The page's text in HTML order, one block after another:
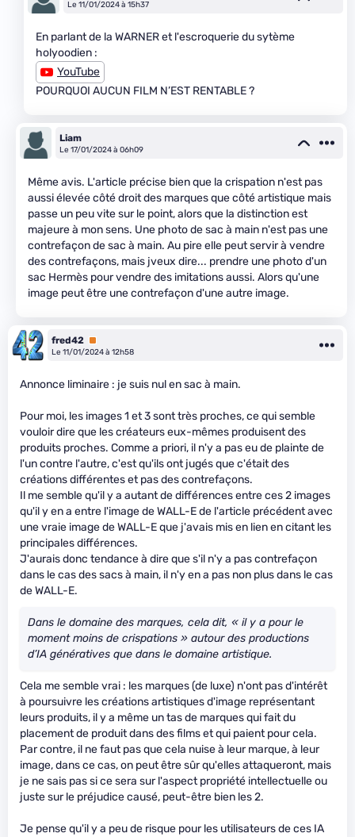
Le 11/01/2024 à 15h37
En parlant de la WARNER et l'escroquerie du sytème
holyoodien :
YouTube
POURQUOI AUCUN FILM N’EST RENTABLE ?
Liam
Le 17/01/2024 à 06h09
Même avis. L'article précise bien que la crispation n'est pas
aussi élevée côté droit des marques que côté artistique mais
passe un peu vite sur le point, alors que la distinction est
majeure à mon sens. Une photo de sac à main n'est pas une
contrefaçon de sac à main. Au pire elle peut servir à vendre
des contrefaçons, mais jveux dire... prendre une photo d'un
sac Hermès pour vendre des imitations aussi. Alors qu'une
image peut être une contrefaçon d'une autre image.
fred42 Premium
Le 11/01/2024 à 12h58
Annonce liminaire : je suis nul en sac à main.
Pour moi, les images 1 et 3 sont très proches, ce qui semble
vouloir dire que les créateurs eux-mêmes produisent des
produits proches. Comme a priori, il n'y a pas eu de plainte de
l'un contre l'autre, c'est qu'ils ont jugés que c'était des
créations différentes et pas des contrefaçons.
Il me semble qu'il y a autant de différences entre ces 2 images
qu'il y en a entre l'image de WALL-E de l'article précédent avec
une vraie image de WALL-E que j'avais mis en lien en citant les
principales différences.
J'aurais donc tendance à dire que s'il n'y a pas contrefaçon
dans le cas des sacs à main, il n'y en a pas non plus dans le cas
de WALL-E.
Dans le domaine des marques, cela dit, « il y a pour le
moment moins de crispations » autour des productions
d’IA génératives que dans le domaine artistique.
Cela me semble vrai : les marques (de luxe) n'ont pas d'intérêt
à poursuivre les créations artistiques d'image représentant
leurs produits, il y a même un tas de marques qui fait du
placement de produit dans des films et qui paient pour cela.
Par contre, il ne faut pas que cela nuise à leur marque, à leur
image, dans ce cas, on peut être sûr qu'elles attaqueront, mais
je ne sais pas si ce sera sur l'aspect propriété intellectuelle ou
juste sur le préjudice causé, peut-être bien les 2.
Je pense qu'il y a peu de risque pour les utilisateurs de ces IA